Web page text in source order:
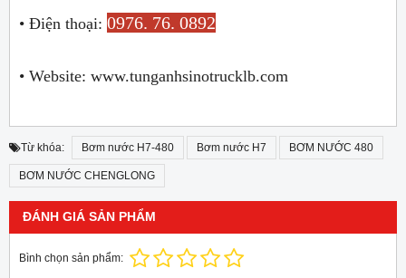
• Điện thoại: 0976. 76. 0892
• Website: www.tunganhsinotrucklb.com
Từ khóa: Bơm nước H7-480 Bơm nước H7 BƠM NƯỚC 480
BƠM NƯỚC CHENGLONG
ĐÁNH GIÁ SẢN PHẨM
Bình chọn sản phẩm: